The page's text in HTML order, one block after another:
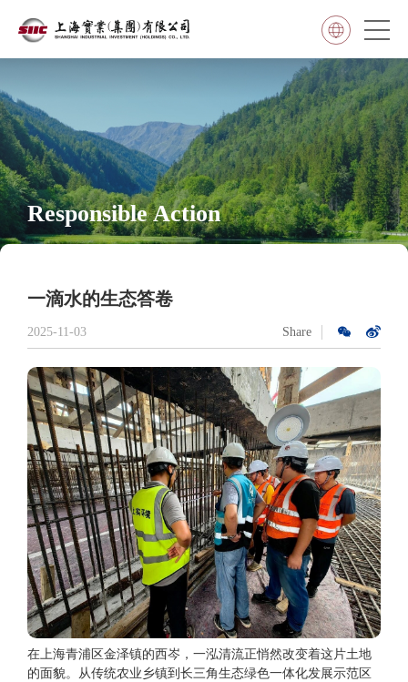
Responsible Action
一滴水的生态答卷
2025-11-03 Share
在上海青浦区金泽镇的西岑，一泓清流正悄然改变着这片土地
的面貌。从传统农业乡镇到长三角生态绿色一体化发展示范区